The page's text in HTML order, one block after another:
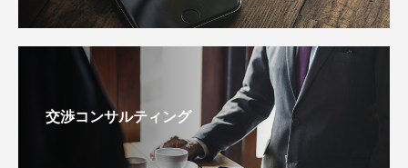
交渉コンサルティング